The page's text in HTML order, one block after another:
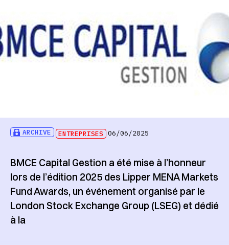
ARCHIVE ENTREPRISES 06/06/2025
BMCE Capital Gestion a été mise à l’honneur
lors de l’édition 2025 des Lipper MENA Markets
Fund Awards, un événement organisé par le
London Stock Exchange Group (LSEG) et dédié
à la